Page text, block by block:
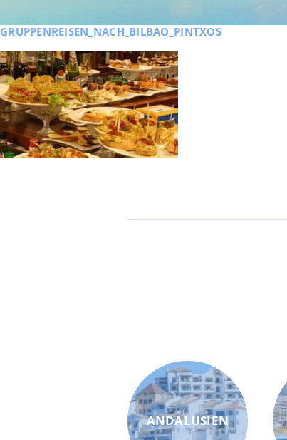
GRUPPENREISEN_NACH_BILBAO_PINTXOS
ANDALUSIEN